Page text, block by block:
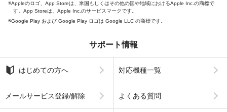
Appleのロゴ、App Storeは、米国もしくはその他の国や地域におけるApple Inc.の商標で
す。App Storeは、Apple Inc.のサービスマークです。
Google Play および Google Play ロゴは Google LLC の商標です。
サポート情報
はじめての方へ 対応機種一覧
メールサービス登録/解除 よくある質問